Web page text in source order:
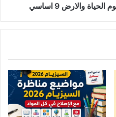
والارض 9 اساسي